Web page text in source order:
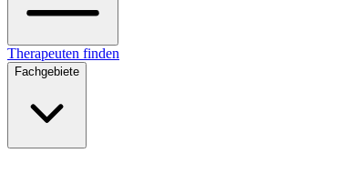
Therapeuten finden
Fachgebiete